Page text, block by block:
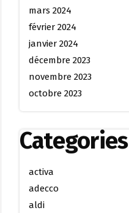
mars 2024
février 2024
janvier 2024
décembre 2023
novembre 2023
octobre 2023
Categories
activa
adecco
aldi